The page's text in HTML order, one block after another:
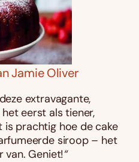
Jamie Oliver
extravagante,
eerst als tiener,
is prachtig hoe de cake
siroop – het
van. Geniet!“